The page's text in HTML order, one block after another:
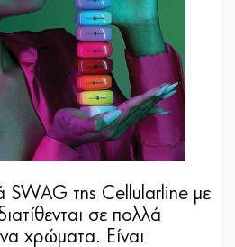
SWAG της Cellularline με
σε πολλά
χρώματα. Είναι